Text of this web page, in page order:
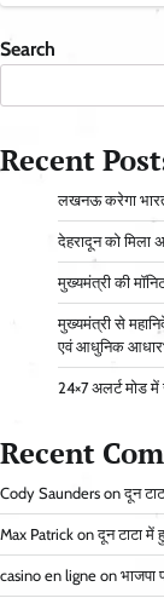
Search
Recent
लखनऊ करेगा भारत
देहरादून को मिला
मुख्यमंत्री की
मुख्यमंत्री से
एवं आधुनिक
24×7 अलर्ट मोड
Recent
Cody Saunders onदून
Max Patrick onदून टाटा में
casino en ligne on भाजपा